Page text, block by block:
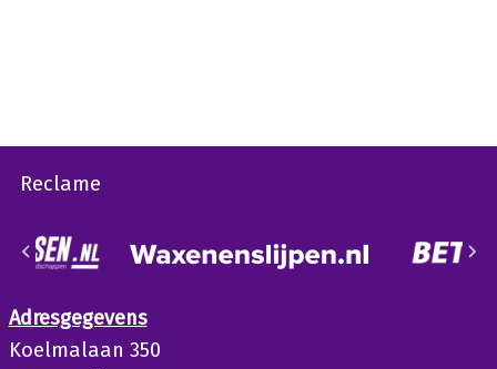
Reclame
Adresgegevens
Koelmalaan 350